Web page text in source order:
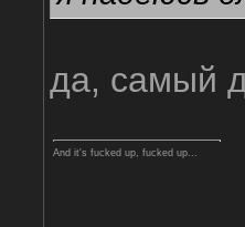
да, самый
And it's fucked up, fucked up...